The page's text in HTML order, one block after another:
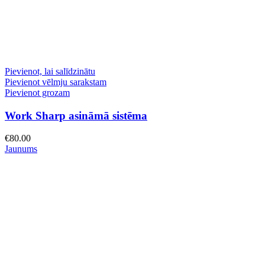
Pievienot, lai salīdzinātu
Pievienot vēlmju sarakstam
Pievienot grozam
Work Sharp asināmā sistēma
€80.00
Jaunums